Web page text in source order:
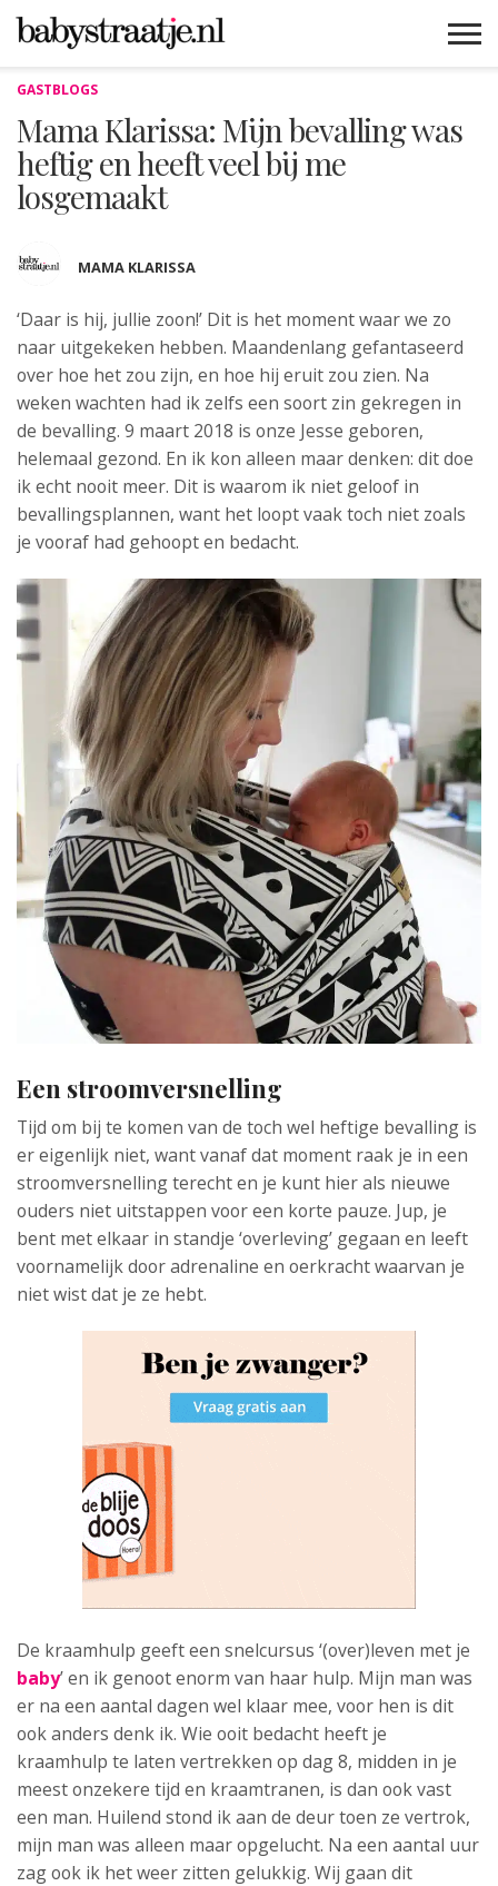
GASTBLOGS
Mama Klarissa: Mijn bevalling was
heftig en heeft veel bij me
losgemaakt
MAMA KLARISSA
‘Daar is hij, jullie zoon!’ Dit is het moment waar we zo
naar uitgekeken hebben. Maandenlang gefantaseerd
over hoe het zou zijn, en hoe hij eruit zou zien. Na
weken wachten had ik zelfs een soort zin gekregen in
de bevalling. 9 maart 2018 is onze Jesse geboren,
helemaal gezond. En ik kon alleen maar denken: dit doe
ik echt nooit meer. Dit is waarom ik niet geloof in
bevallingsplannen, want het loopt vaak toch niet zoals
je vooraf had gehoopt en bedacht.
Een stroomversnelling
Tijd om bij te komen van de toch wel heftige bevalling is
er eigenlijk niet, want vanaf dat moment raak je in een
stroomversnelling terecht en je kunt hier als nieuwe
ouders niet uitstappen voor een korte pauze. Jup, je
bent met elkaar in standje ‘overleving’ gegaan en leeft
voornamelijk door adrenaline en oerkracht waarvan je
niet wist dat je ze hebt.
De kraamhulp geeft een snelcursus ‘(over)leven met je
baby’ en ik genoot enorm van haar hulp. Mijn man was
er na een aantal dagen wel klaar mee, voor hen is dit
ook anders denk ik. Wie ooit bedacht heeft je
kraamhulp te laten vertrekken op dag 8, midden in je
meest onzekere tijd en kraamtranen, is dan ook vast
een man. Huilend stond ik aan de deur toen ze vertrok,
mijn man was alleen maar opgelucht. Na een aantal uur
zag ook ik het weer zitten gelukkig. Wij gaan dit